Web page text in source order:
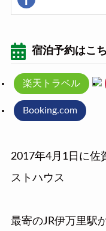
宿泊予約はこ
楽天トラベル
Booking.com
2017年4月1日に佐
ストハウス
最寄のJR伊万里駅